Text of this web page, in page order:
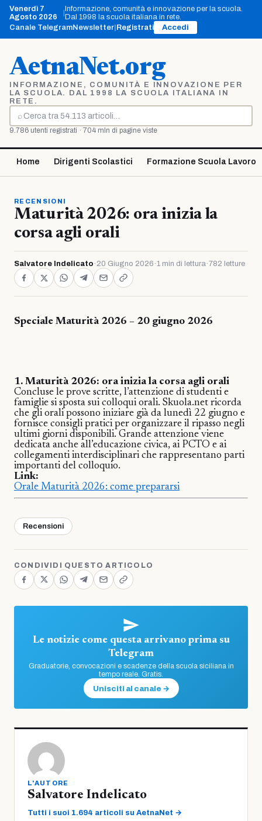
Vai
contenuto
Venerdì 7
Agosto 2026
Informazione, comunità e innovazione per la scuola.
Dal 1998 la scuola italiana in rete.
Canale TelegramNewsletter Registrati Accedi
AetnaNet.org
INFORMAZIONE, COMUNITÀ E INNOVAZIONE PER
LA SCUOLA. DAL 1998 LA SCUOLA ITALIANA IN
RETE.
⌕
Cerca
9.786 utenti registrati · 704 mln di pagine viste
Home Dirigenti Scolastici Formazione Scuola Lavoro
RECENSIONI
Maturità 2026: ora inizia la
corsa agli orali
Salvatore Indelicato · 20 Giugno 2026 ·1 min di lettura·782 letture
Speciale Maturità 2026 – 20 giugno 2026
1. Maturità 2026: ora inizia la corsa agli orali
Concluse le prove scritte, l’attenzione di studenti e
famiglie si sposta sui colloqui orali. Skuola.net ricorda
che gli orali possono iniziare già da lunedì 22 giugno e
fornisce consigli pratici per organizzare il ripasso negli
ultimi giorni disponibili. Grande attenzione viene
dedicata anche all’educazione civica, ai PCTO e ai
collegamenti interdisciplinari che rappresentano parti
importanti del colloquio.
Link:
Orale Maturità 2026: come prepararsi
Recensioni
CONDIVIDI QUESTO ARTICOLO
Le notizie come questa arrivano prima su
Telegram
Graduatorie, convocazioni e scadenze della scuola siciliana in
tempo reale. Gratis.
Unisciti al canale →
L'AUTORE
Salvatore Indelicato
Tutti i suoi 1.694 articoli su AetnaNet →